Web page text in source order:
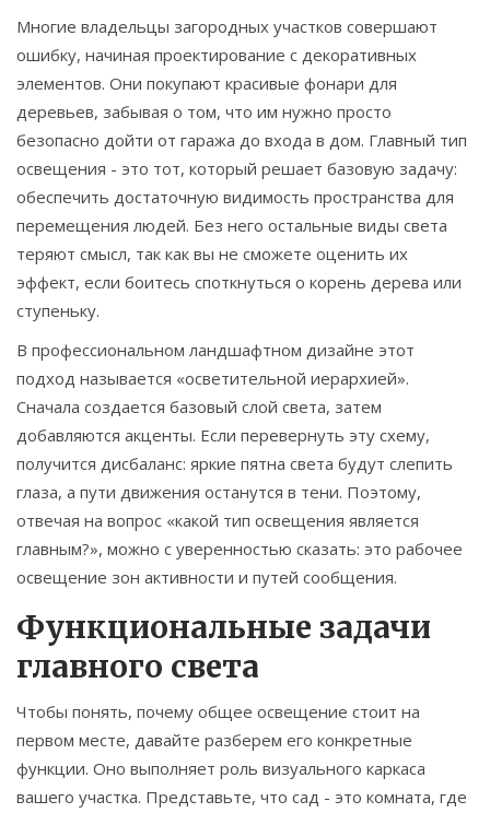
Многие владельцы загородных участков совершают
ошибку, начиная проектирование с декоративных
элементов. Они покупают красивые фонари для
деревьев, забывая о том, что им нужно просто
безопасно дойти от гаража до входа в дом. Главный тип
освещения - это тот, который решает базовую задачу:
обеспечить достаточную видимость пространства для
перемещения людей. Без него остальные виды света
теряют смысл, так как вы не сможете оценить их
эффект, если боитесь споткнуться о корень дерева или
ступеньку.
В профессиональном ландшафтном дизайне этот
подход называется «осветительной иерархией».
Сначала создается базовый слой света, затем
добавляются акценты. Если перевернуть эту схему,
получится дисбаланс: яркие пятна света будут слепить
глаза, а пути движения останутся в тени. Поэтому,
отвечая на вопрос «какой тип освещения является
главным?», можно с уверенностью сказать: это рабочее
освещение зон активности и путей сообщения.
Функциональные задачи
главного света
Чтобы понять, почему общее освещение стоит на
первом месте, давайте разберем его конкретные
функции. Оно выполняет роль визуального каркаса
вашего участка. Представьте, что сад - это комната, где